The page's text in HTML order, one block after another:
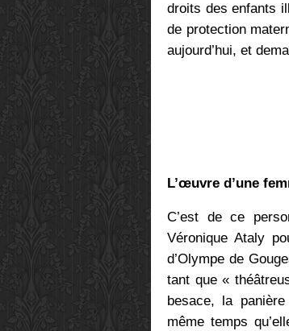
droits des enfants
de protection
aujourd’hui, et
L’œuvre d’une
C’est de ce
Véronique Ataly
d’Olympe de
tant que «
besace, la
même temps